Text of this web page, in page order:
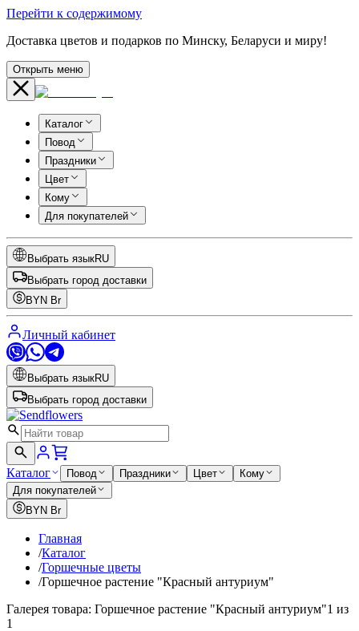
Перейти к содержимому
Доставка цветов и подарков по Минску, Беларуси и миру!
Открыть меню
Каталог
Повод
Праздники
Цвет
Кому
Для покупателей
Выбрать языкRU
Выбрать город доставки
BYN Br
Личный кабинет
Выбрать языкRU
Выбрать город доставки
Каталог Повод Праздники Цвет
Кому
Для покупателей
BYN Br
Главная
/Каталог
/Горшечные цветы
/Горшечное растение "Красный антуриум"
Галерея товара: Горшечное растение "Красный антуриум"1 из
1